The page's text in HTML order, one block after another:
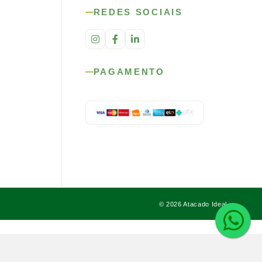
REDES SOCIAIS
PAGAMENTO
© 2026 Atacado Ideal